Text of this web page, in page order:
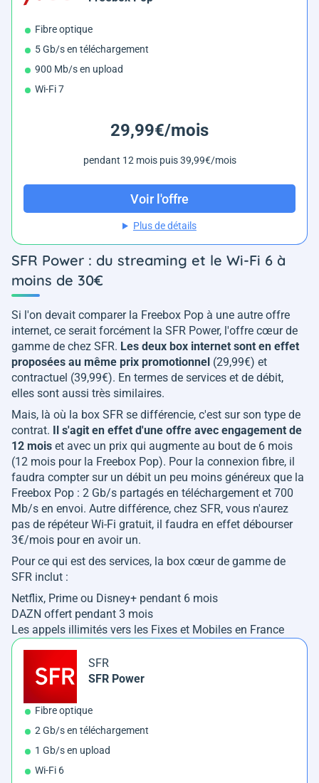
Fibre optique
5 Gb/s en téléchargement
900 Mb/s en upload
Wi-Fi 7
29,99€/mois
pendant 12 mois puis 39,99€/mois
Voir l'offre
Plus de détails
SFR Power : du streaming et le Wi-Fi 6 à
moins de 30€
Si l'on devait comparer la Freebox Pop à une autre offre
internet, ce serait forcément la SFR Power, l'offre cœur de
gamme de chez SFR. Les deux box internet sont en effet
proposées au même prix promotionnel (29,99€) et
contractuel (39,99€). En termes de services et de débit,
elles sont aussi très similaires.
Mais, là où la box SFR se différencie, c'est sur son type de
contrat.
Il s'agit en effet d'une offre avec engagement de
12 mois et avec un prix qui augmente au bout de 6 mois
(12 mois pour la Freebox Pop). Pour la connexion fibre, il
faudra compter sur un débit un peu moins généreux que la
Freebox Pop : 2 Gb/s partagés en téléchargement et 700
Mb/s en envoi. Autre différence, chez SFR, vous n'aurez
pas de répéteur Wi-Fi gratuit, il faudra en effet débourser
3€/mois pour en avoir un.
Pour ce qui est des services, la box cœur de gamme de
SFR inclut :
Netflix, Prime ou Disney+ pendant 6 mois
DAZN offert pendant 3 mois
Les appels illimités vers les Fixes et Mobiles en France
SFR
SFR Power
Fibre optique
2 Gb/s en téléchargement
1 Gb/s en upload
Wi-Fi 6